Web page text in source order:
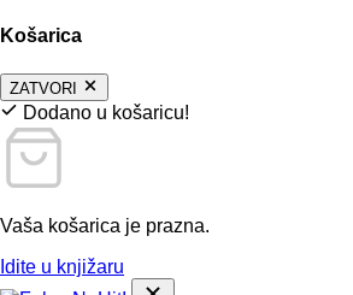
Košarica
ZATVORI
Dodano u košaricu!
Vaša košarica je prazna.
Idite u knjižaru